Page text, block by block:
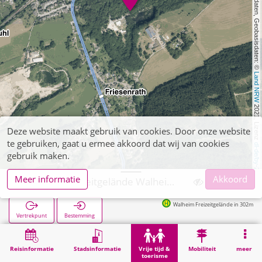
, Kartendaten, Geobasisdaten: ©
Land NRW
2021, Lizenz
dl-de/by-2-0
Reisinformatie Stadsinformatie
Vrije tijd &
toerisme
Mobiliteit meer
Vertrekpunt Bestemming
Walheim Freizeitgelände in 302m
Vrije tijd & toerisme Lokale recreatie Aachen, Freizeitgelände Walheim (POI)
Deze website maakt gebruik van cookies. Door onze website
te gebruiken, gaat u ermee akkoord dat wij van cookies
gebruik maken.
Meer informatie
Akkoord